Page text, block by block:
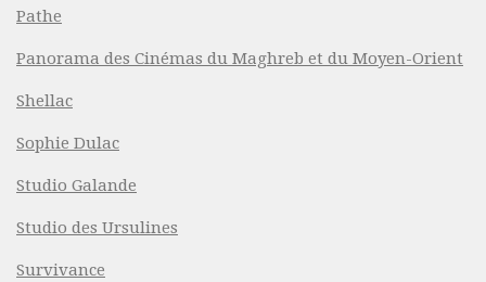
Pathe
Panorama des Cinémas du Maghreb et du Moyen-Orient
Shellac
Sophie Dulac
Studio Galande
Studio des Ursulines
Survivance